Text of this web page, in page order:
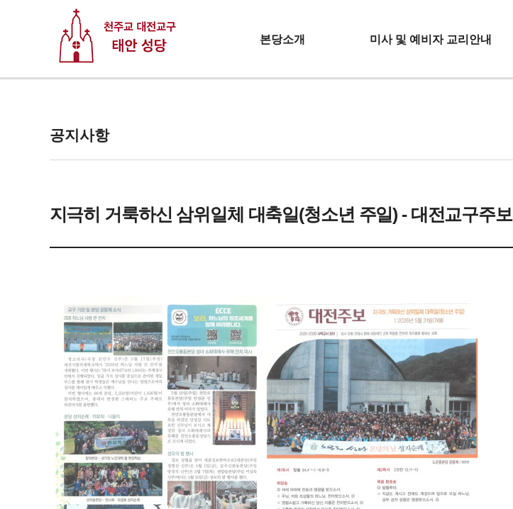
본당소개 미사 및 예비자 교리안내
공지사항
지극히 거룩하신 삼위일체 대축일(청소년 주일) - 대전교구주보